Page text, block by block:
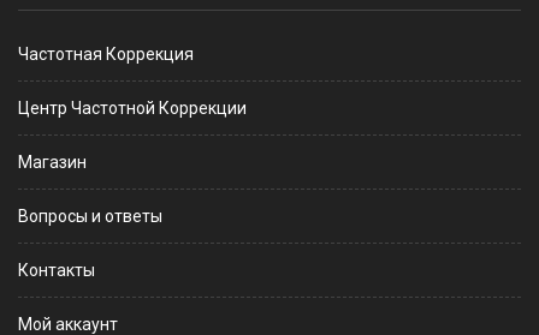
Частотная Коррекция
Центр Частотной Коррекции
Магазин
Вопросы и ответы
Контакты
Мой аккаунт